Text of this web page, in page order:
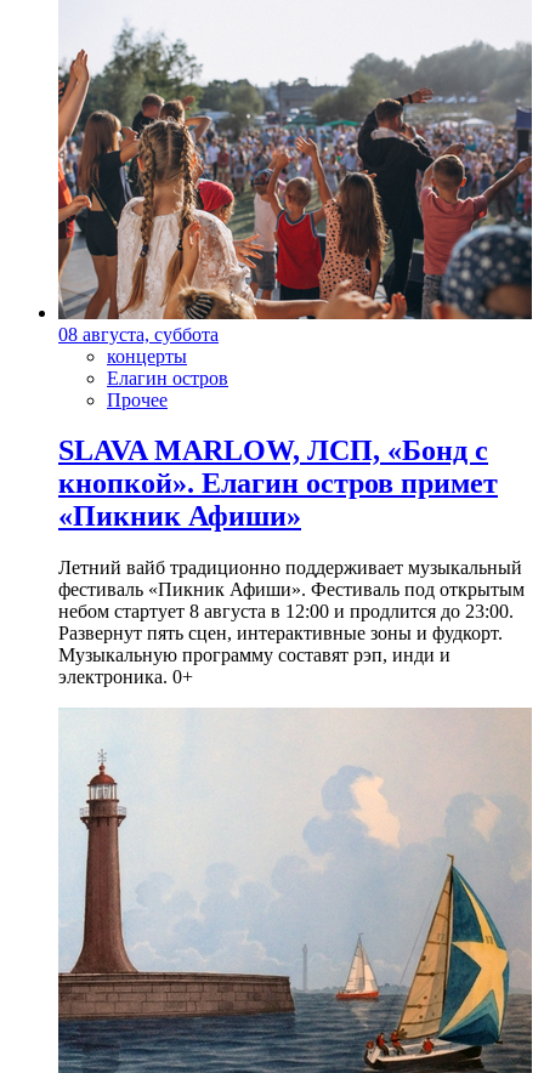
08 августа, суббота
концерты
Елагин остров
Прочее
SLAVA MARLOW, ЛСП, «Бонд с
кнопкой». Елагин остров примет
«Пикник Афиши»
Летний вайб традиционно поддерживает музыкальный
фестиваль «Пикник Афиши». Фестиваль под открытым
небом стартует 8 августа в 12:00 и продлится до 23:00.
Развернут пять сцен, интерактивные зоны и фудкорт.
Музыкальную программу составят рэп, инди и
электроника. 0+